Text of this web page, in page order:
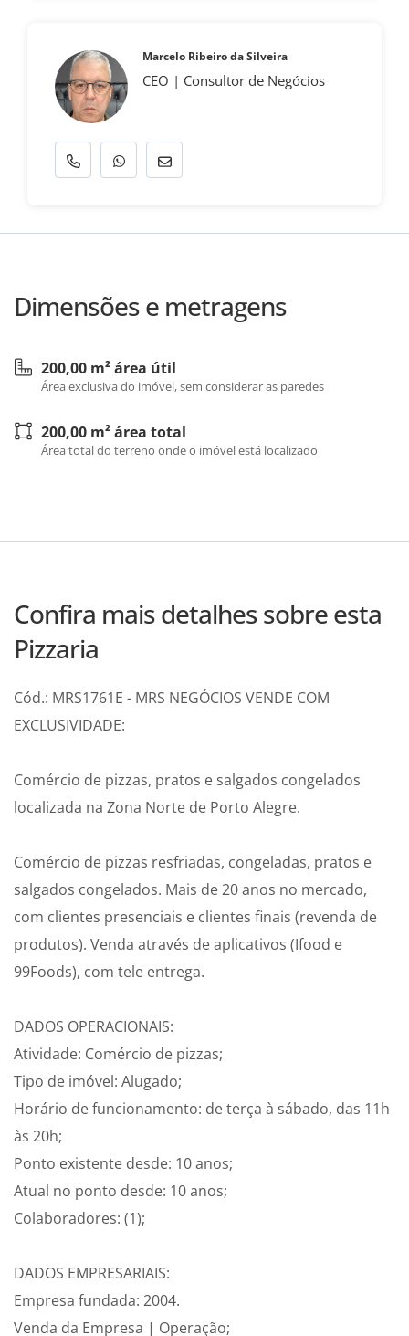
Marcelo Ribeiro da Silveira
CEO | Consultor de Negócios
Dimensões e metragens
200,00 m² área útil
Área exclusiva do imóvel, sem considerar as paredes
200,00 m² área total
Área total do terreno onde o imóvel está localizado
Confira mais detalhes sobre esta
Pizzaria
Cód.: MRS1761E - MRS NEGÓCIOS VENDE COM
EXCLUSIVIDADE:
Comércio de pizzas, pratos e salgados congelados
localizada na Zona Norte de Porto Alegre.
Comércio de pizzas resfriadas, congeladas, pratos e
salgados congelados. Mais de 20 anos no mercado,
com clientes presenciais e clientes finais (revenda de
produtos). Venda através de aplicativos (Ifood e
99Foods), com tele entrega.
DADOS OPERACIONAIS:
Atividade: Comércio de pizzas;
Tipo de imóvel: Alugado;
Horário de funcionamento: de terça à sábado, das 11h
às 20h;
Ponto existente desde: 10 anos;
Atual no ponto desde: 10 anos;
Colaboradores: (1);
DADOS EMPRESARIAIS:
Empresa fundada: 2004.
Venda da Empresa | Operação;